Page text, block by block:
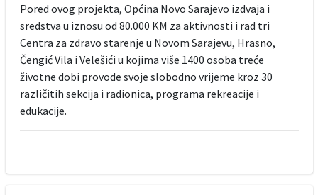
Pored ovog projekta, Općina Novo Sarajevo izdvaja i
sredstva u iznosu od 80.000 KM za aktivnosti i rad tri
Centra za zdravo starenje u Novom Sarajevu, Hrasno,
Čengić Vila i Velešići u kojima više 1400 osoba treće
životne dobi provode svoje slobodno vrijeme kroz 30
različitih sekcija i radionica, programa rekreacije i
edukacije.